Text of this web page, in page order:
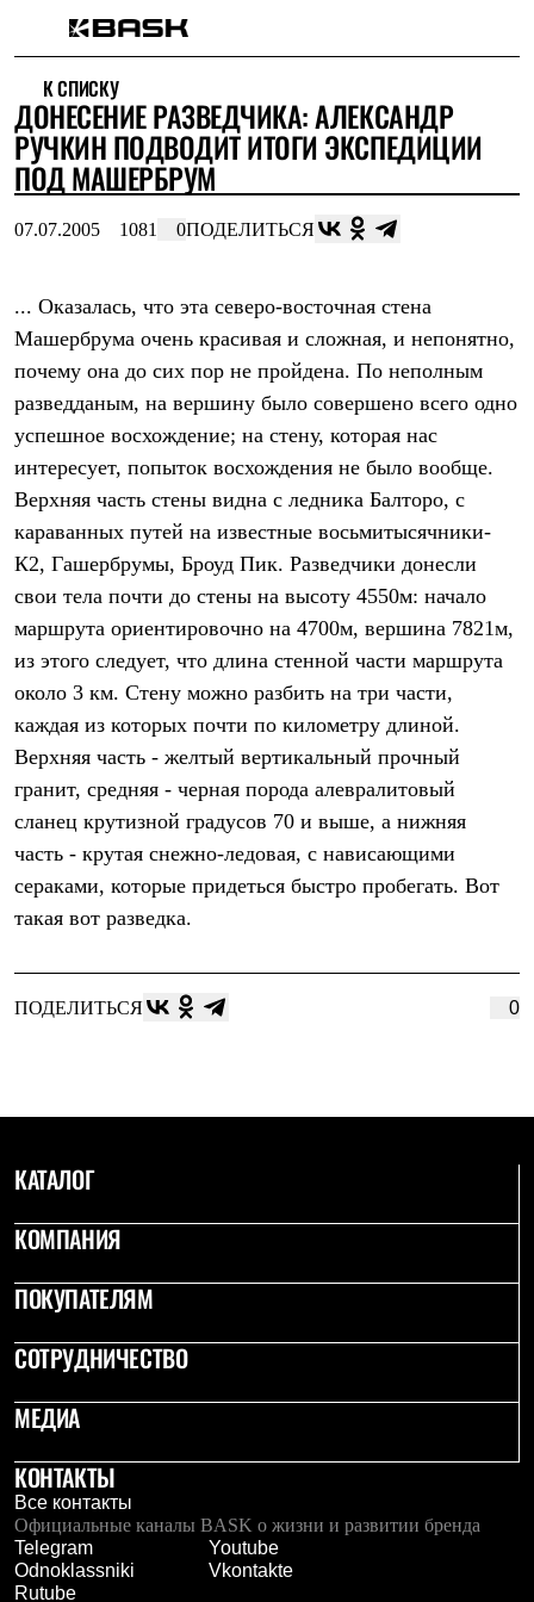
Интернет-магазин
Мужская одежда
Утепленная пухом
Куртки
Брюки
Комбинезоны
Штормовая одежда
Куртки
Софтшелл одежда
Куртки
Брюки
Флисовая одежда
Куртки
Брюки
Термобелье
Теплое термобелье
Лёгкая одежда
Футболки
Толстовки
Брюки
Шорты
Женская одежда
Утепленная пухом
Куртки
Жилеты
Утепленная синтетикой
Брюки
Куртки
Софтшелл одежда
Куртки
Термобелье
Среднее термобелье
Легкое термобелье
Куртки
Брюки
Утепленная пухом
Куртки
Брюки
Комбинезоны
Куртки
Брюки
Лёгкая одежда
Футболки
Толстовки
К СПИСКУ
ДОНЕСЕНИЕ РАЗВЕДЧИКА: АЛЕКСАНДР
РУЧКИН ПОДВОДИТ ИТОГИ ЭКСПЕДИЦИИ
ПОД МАШЕРБРУМ
07.07.2005 1081 0ПОДЕЛИТЬСЯ
... Оказалась, что эта северо-восточная стена
Машербрума очень красивая и сложная, и непонятно,
почему она до сих пор не пройдена. По неполным
разведданым, на вершину было совершено всего одно
успешное восхождение; на стену, которая нас
интересует, попыток восхождения не было вообще.
Верхняя часть стены видна с ледника Балторо, с
караванных путей на известные восьмитысячники-
К2, Гашербрумы, Броуд Пик. Разведчики донесли
свои тела почти до стены на высоту 4550м: начало
маршрута ориентировочно на 4700м, вершина 7821м,
из этого следует, что длина стенной части маршрута
около 3 км. Стену можно разбить на три части,
каждая из которых почти по километру длиной.
Верхняя часть - желтый вертикальный прочный
гранит, средняя - черная порода алевралитовый
сланец крутизной градусов 70 и выше, а нижняя
часть - крутая снежно-ледовая, с нависающими
сераками, которые придеться быстро пробегать. Вот
такая вот разведка.
ПОДЕЛИТЬСЯ 0
КАТАЛОГ
КОМПАНИЯ
ПОКУПАТЕЛЯМ
СОТРУДНИЧЕСТВО
МЕДИА
КОНТАКТЫ
Все контакты
Официальные каналы BASK о жизни и развитии бренда
Telegram
Youtube
Odnoklassniki
Vkontakte
Rutube